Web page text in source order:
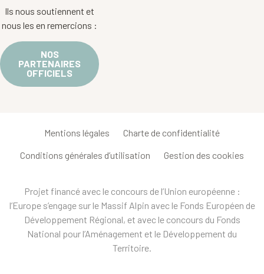
Ils nous soutiennent et
nous les en remercions :
NOS
PARTENAIRES
OFFICIELS
Mentions légales Charte de confidentialité
Conditions générales d’utilisation Gestion des cookies
Projet financé avec le concours de l’Union européenne :
l’Europe s’engage sur le Massif Alpin avec le Fonds Européen de
Développement Régional, et avec le concours du Fonds
National pour l’Aménagement et le Développement du
Territoire.